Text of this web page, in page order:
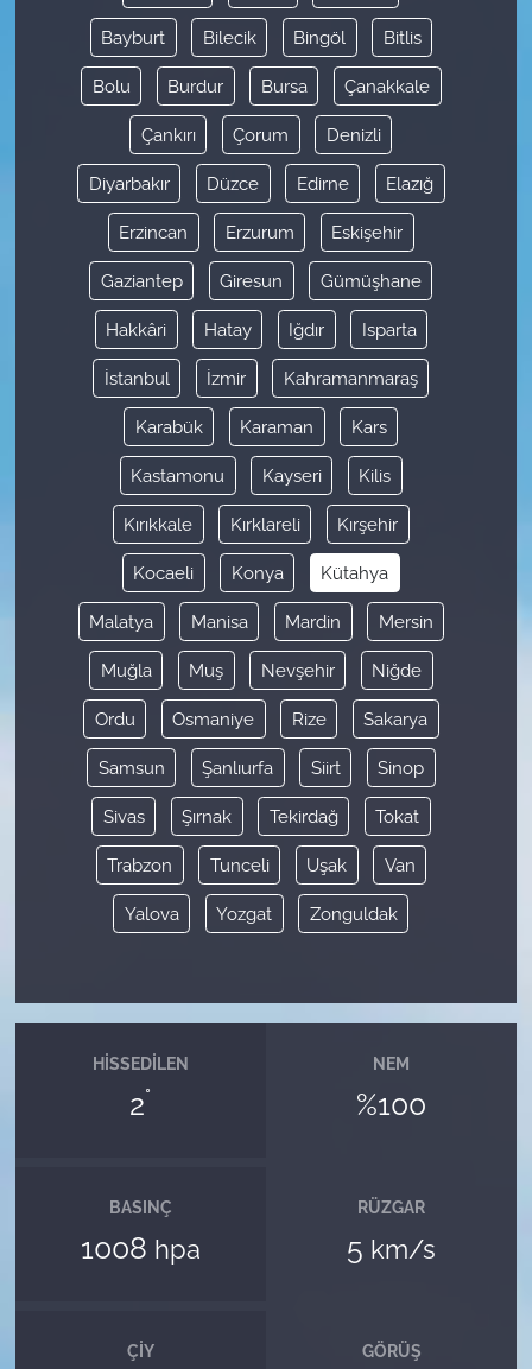
Bayburt Bilecik Bingöl Bitlis
Bolu Burdur Bursa Çanakkale
Çankırı Çorum Denizli
Diyarbakır Düzce Edirne Elazığ
Erzincan Erzurum Eskişehir
Gaziantep Giresun Gümüşhane
Hakkâri Hatay Iğdır Isparta
İstanbul İzmir Kahramanmaraş
Karabük Karaman Kars
Kastamonu Kayseri Kilis
Kırıkkale Kırklareli Kırşehir
Kocaeli Konya Kütahya
Malatya Manisa Mardin Mersin
Muğla Muş Nevşehir Niğde
Ordu Osmaniye Rize Sakarya
Samsun Şanlıurfa Siirt Sinop
Sivas Şırnak Tekirdağ Tokat
Trabzon Tunceli Uşak Van
Yalova Yozgat Zonguldak
HISSEDILEN
2°
NEM
%100
BASINÇ
1008 hpa
RÜZGAR
5 km/s
ÇIY GÖRÜŞ